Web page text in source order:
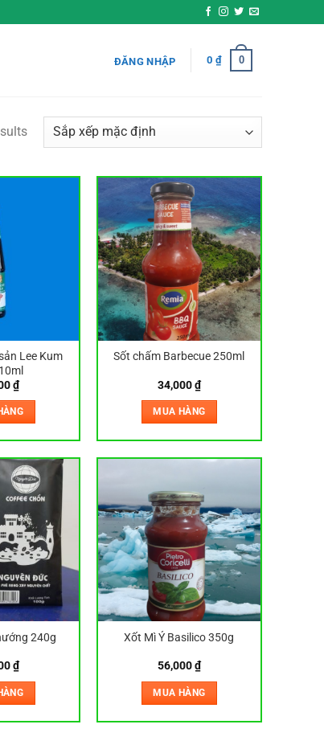
ĐĂNG NHẬP 0 ₫ 0
Lee Kum
₫
Sốt chấm Barbecue 250ml
34,000₫
MUA HÀNG
240g
₫
Xốt Mì Ý Basilico 350g
56,000₫
MUA HÀNG